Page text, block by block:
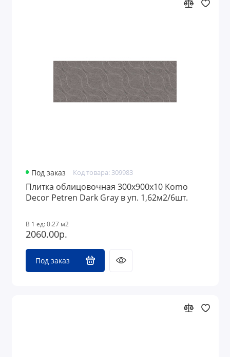
Под заказ Код товара: 309983
Плитка облицовочная 300x900х10 Komo
Decor Petren Dark Gray в уп. 1,62м2/6шт.
В 1 ед: 0.27 м2
2060.00р.
Под заказ